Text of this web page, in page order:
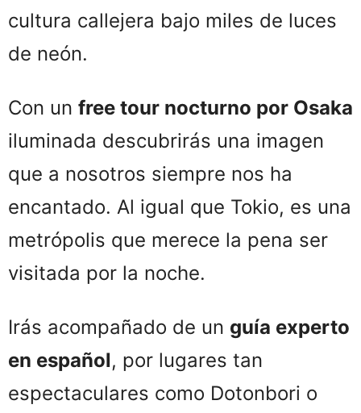
cultura callejera bajo miles de luces
de neón.
Con un free tour nocturno por Osaka
iluminada descubrirás una imagen
que a nosotros siempre nos ha
encantado. Al igual que Tokio, es una
metrópolis que merece la pena ser
visitada por la noche.
Irás acompañado de un guía experto
en español, por lugares tan
espectaculares como Dotonbori o